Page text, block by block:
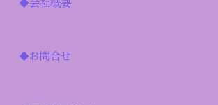
◆会社概要
◆お問合せ